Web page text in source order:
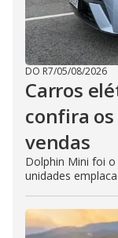
DO R7/05/08/2026
Carros
confira
vendas
Dolphin Mini foi
unidades